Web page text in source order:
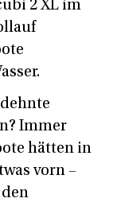
2 XL im
Immer
hätten in
vorn –